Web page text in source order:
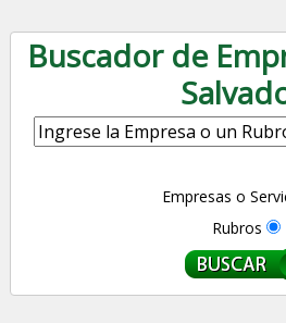
Buscador de
Empresas o
Rubros